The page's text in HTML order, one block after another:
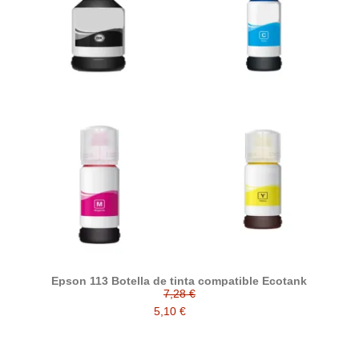
Epson 113 Botella de tinta compatible Ecotank
7,28 €
5,10 €